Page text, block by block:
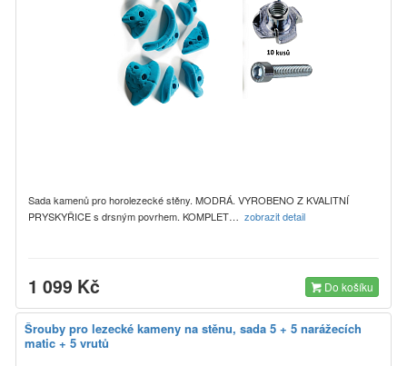
Sada kamenů pro horolezecké stěny. MODRÁ. VYROBENO Z KVALITNÍ
PRYSKYŘICE s drsným povrhem. KOMPLET… zobrazit detail
1 099 Kč Do košíku
Šrouby pro lezecké kameny na stěnu, sada 5 + 5 narážecích
matic + 5 vrutů